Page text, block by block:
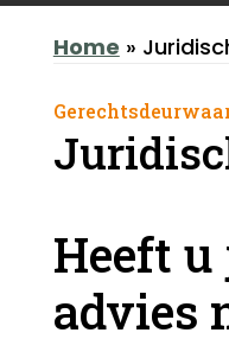
Home »
Heeft
advies